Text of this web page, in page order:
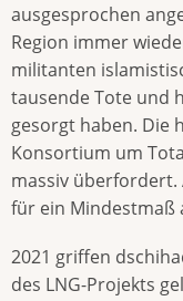
ausgesprochen
Region immer
militanten
tausende Tote und
gesorgt haben. Die
Konsortium um
massiv
für ein Mindestmaß
2021 griffen
des LNG-Projekts